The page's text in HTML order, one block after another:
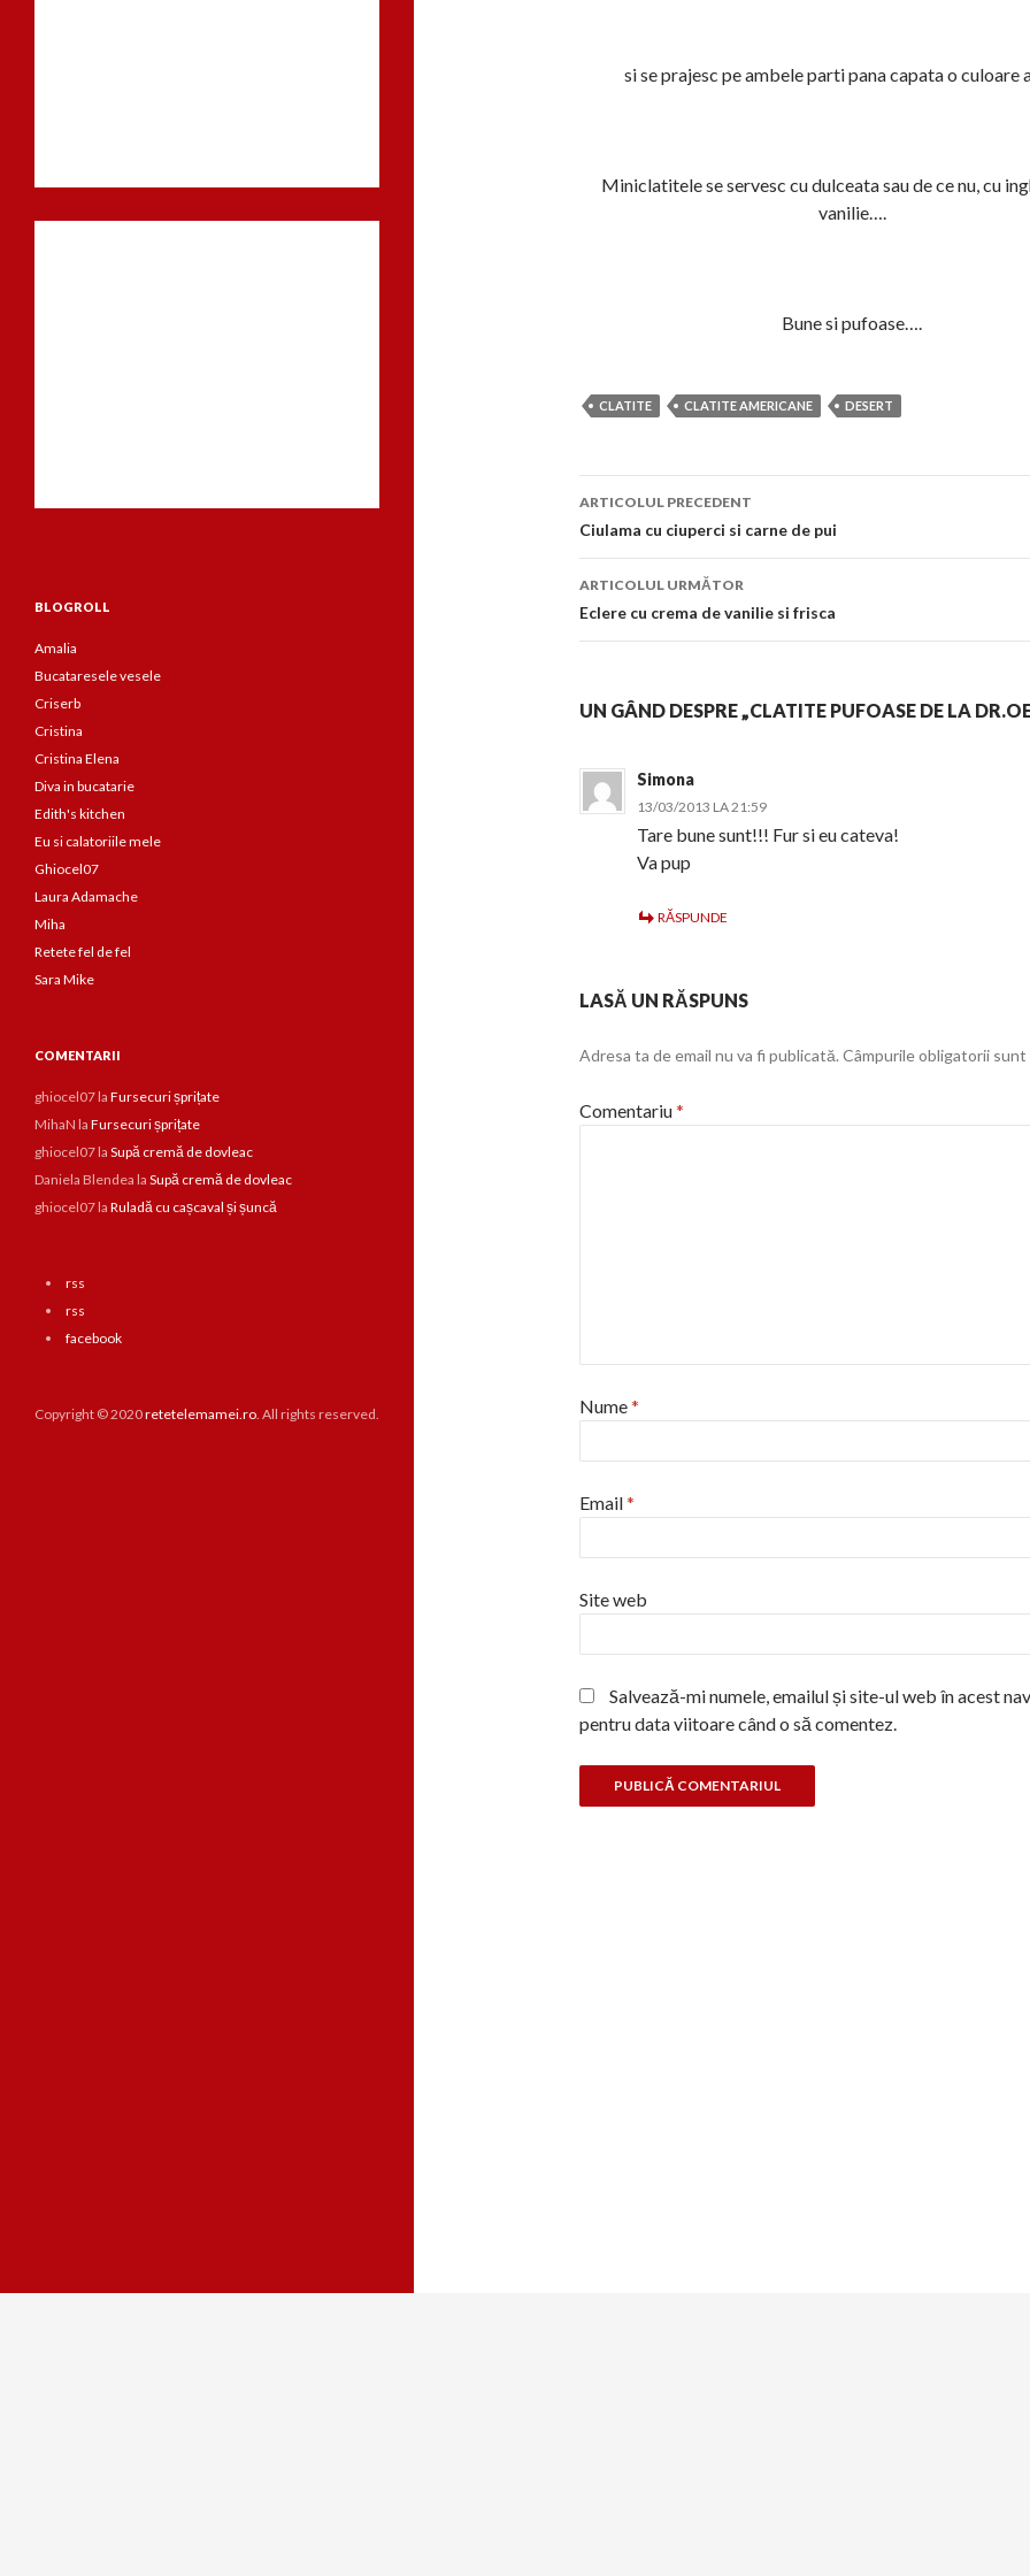
si se prajesc pe ambele parti pana capata o culoare
Miniclatitele se servesc cu dulceata sau de ce nu, cu
vanilie….
Bune si pufoase….
CLATITE CLATITE AMERICANE DESERT
Navigare
în
articol
ARTICOLUL PRECEDENT
Ciulama cu ciuperci si carne de pui
ARTICOLUL URMĂTOR
Eclere cu crema de vanilie si frisca
UN GÂND DESPRE „CLATITE PUFOASE DE LA
Simona
13/03/2013 LA 21:59
Tare bune sunt!!! Fur si eu cateva!
Va pup
RĂSPUNDE
LASĂ UN RĂSPUNS
Adresa ta de email nu va fi publicată. Câmpurile obligatorii sunt
Comentariu*
Nume*
Email*
Site web
Salvează-mi numele, emailul și site-ul web în acest
pentru data viitoare când o să comentez.
BLOGROLL
Amalia
Bucataresele vesele
Criserb
Cristina
Cristina Elena
Diva in bucatarie
Edith's kitchen
Eu si calatoriile mele
Ghiocel07
Laura Adamache
Miha
Retete fel de fel
Sara Mike
COMENTARII
ghiocel07la Fursecuri șprițate
MihaN la Fursecuri șprițate
ghiocel07la Supă cremă de dovleac
Daniela Blendea la Supă cremă de dovleac
ghiocel07la Ruladă cu cașcaval și șuncă
rss
rss
facebook
Copyright © 2020retetelemamei.ro. All rights reserved.